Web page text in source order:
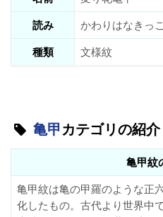
読み
かわりはなきっ
種類
文様紋
亀甲 カテゴリの紹介
亀甲紋
亀甲紋は亀の甲羅のような正
化したもの。古代より世界中